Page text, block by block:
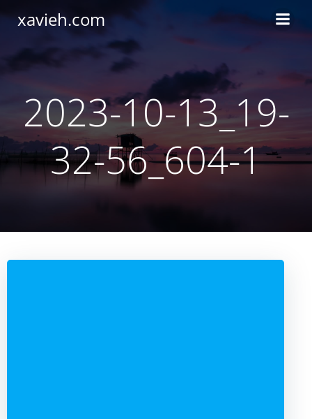
xavieh.com
2023-10-13_19-
32-56_604-1